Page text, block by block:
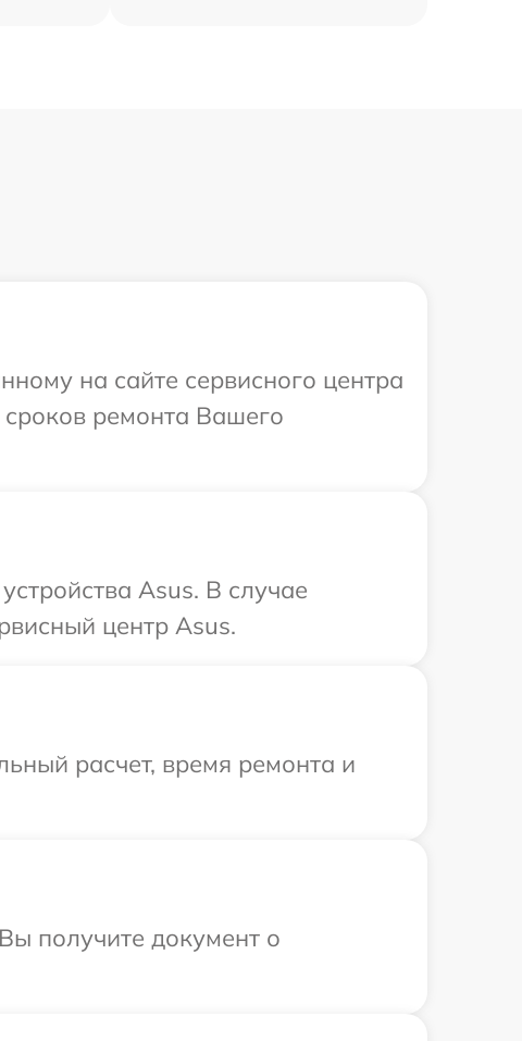
на сайте сервисного центра
ремонта Вашего
Asus. В случае
центр Asus.
расчет, время ремонта и
получите документ о